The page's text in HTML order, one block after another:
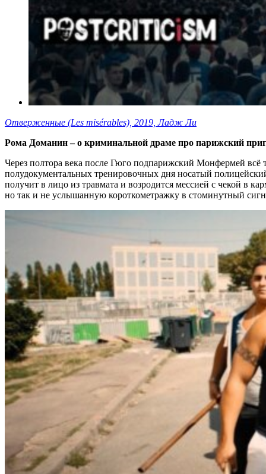
Отверженные (Les misérables), 2019, Ладж Ли
Рома Доманин – о криминальной драме про парижский
Через полтора века после Гюго подпарижский Монфермей всё
полудокументальных тренировочных дня носатый
получит в лицо из травмата и возродится мессией с чекой в
но так и не услышанную короткометражку в стоминутный